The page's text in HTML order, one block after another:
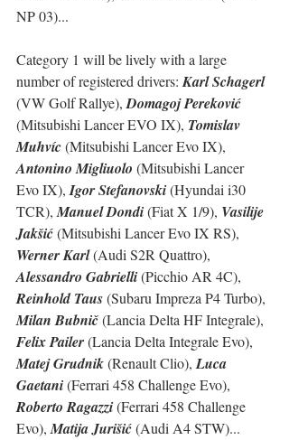
NP 03)...
Category 1 will be lively with a large
number of registered drivers: Karl Schagerl
(VW Golf Rallye), Domagoj Pereković
(Mitsubishi Lancer EVO IX), Tomislav
Muhvíc (Mitsubishi Lancer Evo IX),
Antonino Migliuolo (Mitsubishi Lancer
Evo IX), Igor Stefanovski (Hyundai i30
TCR), Manuel Dondi (Fiat X 1/9), Vasilije
Jakšić (Mitsubishi Lancer Evo IX RS),
Werner Karl (Audi S2R Quattro),
Alessandro Gabrielli (Picchio AR 4C),
Reinhold Taus (Subaru Impreza P4 Turbo),
Milan Bubnič (Lancia Delta HF Integrale),
Felix Pailer (Lancia Delta Integrale Evo),
Matej Grudnik (Renault Clio), Luca
Gaetani (Ferrari 458 Challenge Evo),
Roberto Ragazzi (Ferrari 458 Challenge
Evo), Matija Jurišić (Audi A4 STW)...